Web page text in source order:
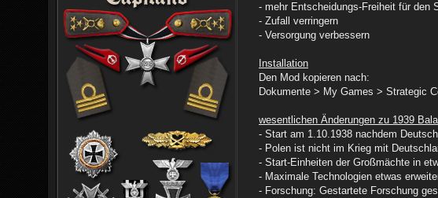
- mehr Entscheidungs-Freiheit für den
- Zufall verringern
- Versorgung verbessern
Installation
Den Mod kopieren nach:
Dokumente > My Games > Strategic
wesentlichen Änderungen zu 1939
- Start am 1.10.1938 nachdem
- Polen ist nicht im Krieg mit
- Start-Einheiten der Großmächte in
- Maximale Technologien etwas
- Forschung: Gestartete Forschung